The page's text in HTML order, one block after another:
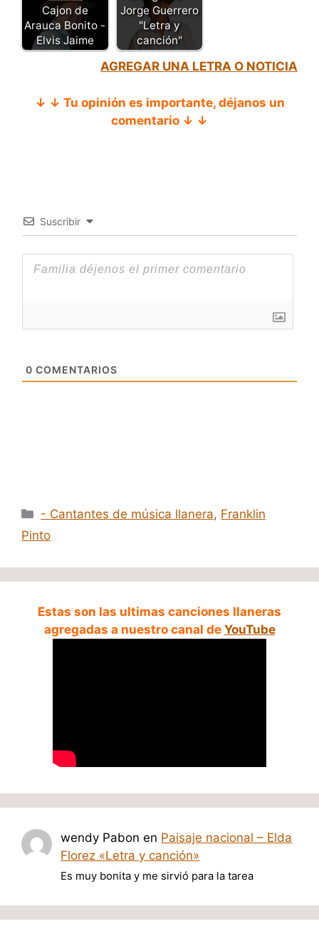
Cajon de
Arauca Bonito -
Elvis Jaime
Jorge Guerrero
"Letra y
canción"
AGREGAR UNA LETRA O NOTICIA
↓ ↓ Tu opinión es importante, déjanos un
comentario ↓ ↓
Suscribir
0 COMENTARIOS
Categorías
- Cantantes de música llanera, Franklin
Pinto
Estas son las ultimas canciones llaneras
agregadas a nuestro canal de YouTube
wendy Pabon en Paisaje nacional – Elda
Florez «Letra y canción»
Es muy bonita y me sirvió para la tarea